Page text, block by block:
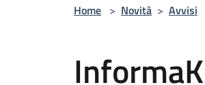
Home > Novità > Avvisi